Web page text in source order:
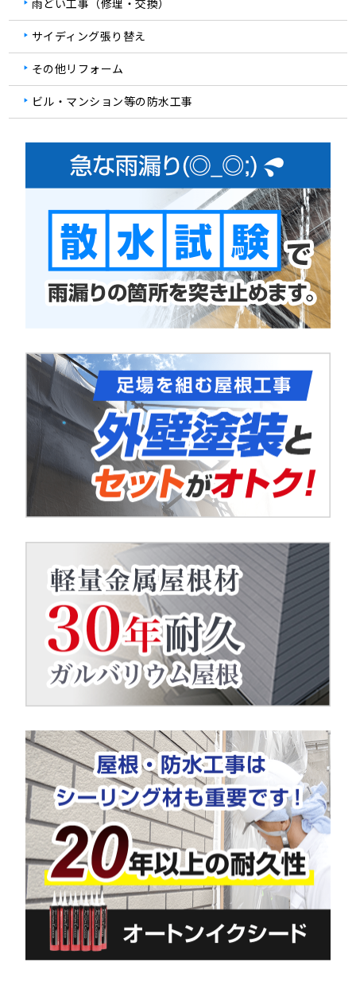
雨どい工事（修理・交換）
サイディング張り替え
その他リフォーム
ビル・マンション等の防水工事